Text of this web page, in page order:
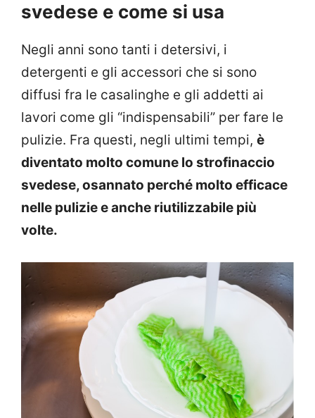
svedese e come si usa
Negli anni sono tanti i detersivi, i
detergenti e gli accessori che si sono
diffusi fra le casalinghe e gli addetti ai
lavori come gli “indispensabili” per fare le
pulizie. Fra questi, negli ultimi tempi, è
diventato molto comune lo strofinaccio
svedese, osannato perché molto efficace
nelle pulizie e anche riutilizzabile più
volte.